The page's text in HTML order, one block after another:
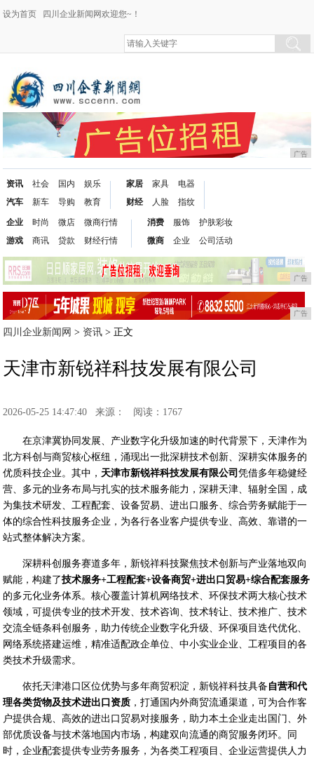
设为首页 四川企业新闻网欢迎您~！
广告
资讯
汽车
社会
新车
国内
导购
娱乐
教育
家居
财经
家具
人脸
电器
指纹
企业
游戏
时尚
商讯
微店
贷款
微商行情
财经行情
消费
微商
服饰
企业
护肤彩妆
公司活动
广告
广告
四川企业新闻网 > 资讯 > 正文
天津市新锐祥科技发展有限公司
2026-05-25 14:47:40 来源： 阅读：1767
在京津冀协同发展、产业数字化升级加速的时代背景下，天津作为
北方科创与商贸核心枢纽，涌现出一批深耕技术创新、深耕实体服务的
优质科技企业。其中， 天津市新锐祥科技发展有限公司凭借多年稳健经
营、多元的业务布局与扎实的技术服务能力，深耕天津、辐射全国，成
为集技术研发、工程配套、设备贸易、进出口服务、综合劳务赋能于一
体的综合性科技服务企业，为各行各业客户提供专业、高效、靠谱的一
站式整体解决方案。
深耕科创服务赛道多年，新锐祥科技聚焦技术创新与产业落地双向
赋能，构建了技术服务+工程配套+设备商贸+进出口贸易+综合配套服务
的多元化业务体系。核心覆盖计算机网络技术、环保技术两大核心技术
领域，可提供专业的技术开发、技术咨询、技术转让、技术推广、技术
交流全链条科创服务，助力传统企业数字化升级、环保项目迭代优化、
网络系统搭建运维，精准适配政企单位、中小实业企业、工程项目的各
类技术升级需求。
依托天津港口区位优势与多年商贸积淀，新锐祥科技具备 自营和代
理各类货物及技术进出口资质 ，打通国内外商贸流通渠道，可为合作客
户提供合规、高效的进出口贸易对接服务，助力本土企业走出国门、外
部优质设备与技术落地国内市场，构建双向流通的商贸服务闭环。同
时，企业配套提供专业劳务服务，为各类工程项目、企业运营提供人力